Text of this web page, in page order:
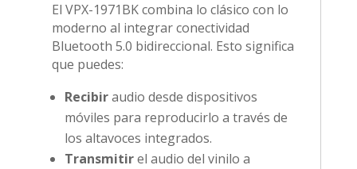
El VPX-1971BK combina lo clásico con lo
moderno al integrar conectividad
Bluetooth 5.0 bidireccional. Esto significa
que puedes:
Recibiraudio desde dispositivos
móviles para reproducirlo a través de
los altavoces integrados.
Transmitirel audio del vinilo a